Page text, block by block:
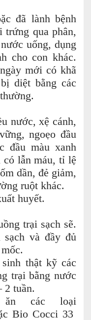
đã lành bệnh
trứng qua phân,
uống, dụng
cho con khác.
mới có khã
diệt bằng các
nước, xệ cánh,
ngoẹo đầu
đầu màu xanh
có lẫn máu, tỉ lệ
dần, đẻ giảm,
ruột khác.
huyết.
trại sạch sẽ.
sạch và đầy đủ
thật kỹ các
trại bằng nước
2 tuần.
các loại
Bio Cocci 33